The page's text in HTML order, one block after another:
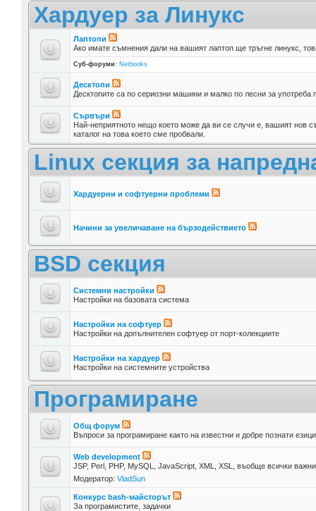
Хардуер за Линукс
Лаптопи
Ако имате съмнения дали на вашият лаптоп ще тръгне линукс,
Суб-форуми: Netbooks
Десктопи
Десктопите са по сериозни машини и малко по лесни за употреба
Сървъри
Най-неприятното нещо което може да ви се случи е, вашият нов
каталог на това което сме пробвали.
Linux секция за
Хардуерни и софтуерни проблеми
Начини за увеличаване на бързодействието
BSD секция
Системни настройки
Настройки на базовата система
Настройки на софтуер
Настройки на допълнителен софтуер от порт-колекциите
Настройки на хардуер
Настройки на системните устройства
Програмиране
Общ форум
Въпроси за програмиране както на известни и добре познати
Web development
JSP, Perl, PHP, MySQL, JavaScript, XML, XSL, въобще всички
Модератор:VladSun
Конкурс bash-майсторът
За програмистите, задачки